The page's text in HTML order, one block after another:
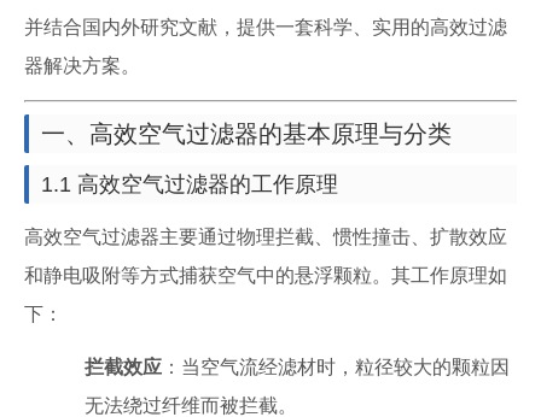
并结合国内外研究文献，提供一套科学、实用的高效过滤
器解决方案。
一、高效空气过滤器的基本原理与分类
1.1 高效空气过滤器的工作原理
高效空气过滤器主要通过物理拦截、惯性撞击、扩散效应
和静电吸附等方式捕获空气中的悬浮颗粒。其工作原理如
下：
拦截效应 ：当空气流经滤材时，粒径较大的颗粒因
无法绕过纤维而被拦截。